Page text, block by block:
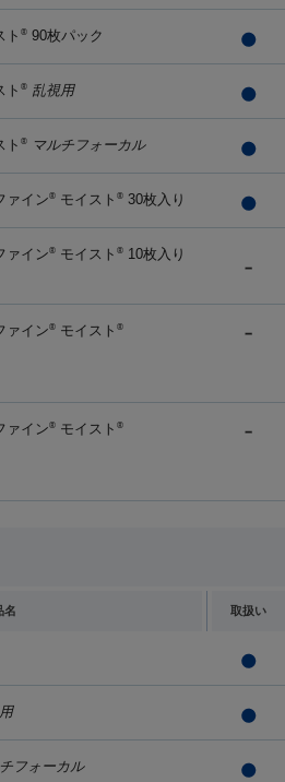
ト ® 90枚パック
ト ® 乱視用
ト ® マルチフォーカル
ァイン® モイスト ® 30枚入り
ァイン® モイスト ® 10枚入り
ァイン® モイスト ®
ァイン® モイスト ®
名 取扱い
フォーカル